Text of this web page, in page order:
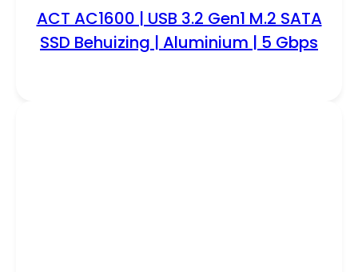
ACT AC1600 | USB 3.2 Gen1 M.2 SATA
SSD Behuizing | Aluminium | 5 Gbps